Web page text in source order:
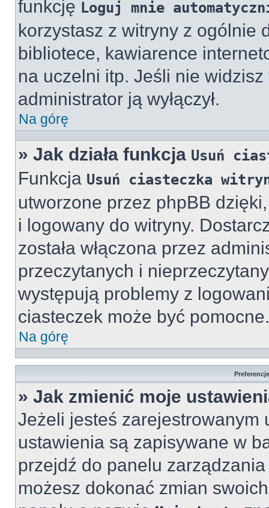
funkcję Loguj mnie
korzystasz z witryny z ogólnie
bibliotece, kawiarence
na uczelni itp. Jeśli nie
administrator ją wyłączył.
Na górę
» Jak działa funkcja Usuń
Funkcja Usuń ciasteczka
utworzone przez phpBB
i logowany do witryny.
została włączona przez
przeczytanych i
występują problemy z
ciasteczek może być pomocne.
Na górę
» Jak zmienić moje
Jeżeli jesteś zarejestrowanym
ustawienia są zapisywane w
przejdź do panelu
możesz dokonać zmian